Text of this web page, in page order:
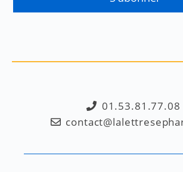
01.53.81.77.08